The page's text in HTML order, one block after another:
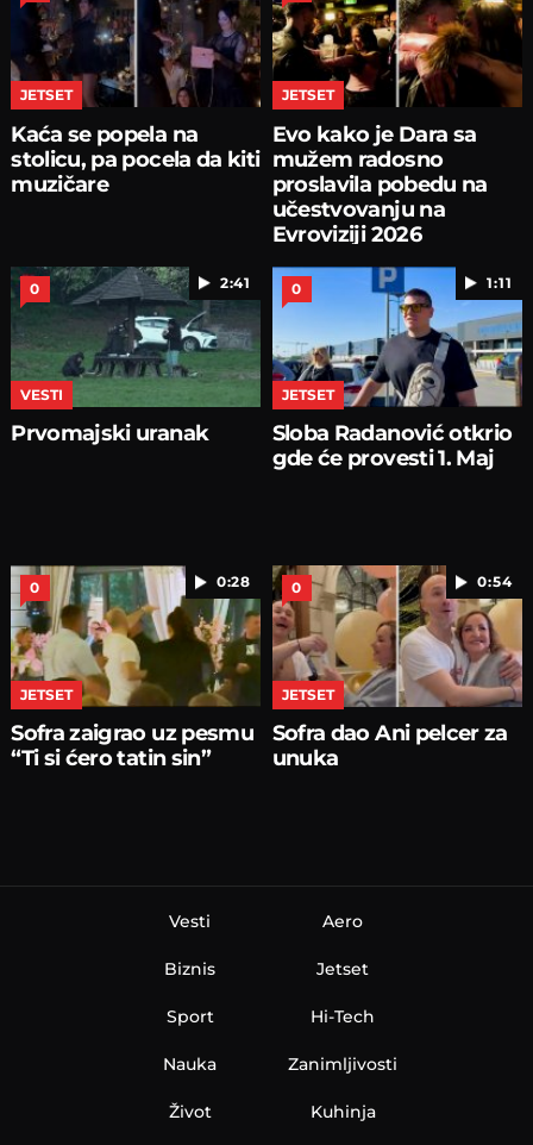
JETSET
Kaća se popela na
stolicu, pa pocela da kiti
muzičare
JETSET
Evo kako je Dara sa
mužem radosno
proslavila pobedu na
učestvovanju na
Evroviziji 2026
2:41
0
VESTI
Prvomajski uranak
1:11
0
JETSET
Sloba Radanović otkrio
gde će provesti 1. Maj
0:28
0
JETSET
Sofra zaigrao uz pesmu
“Ti si ćero tatin sin”
0:54
0
JETSET
Sofra dao Ani pelcer za
unuka
Vesti
Biznis
Sport
Nauka
Aero
Jetset
Hi-Tech
Zanimljivosti
Život Kuhinja